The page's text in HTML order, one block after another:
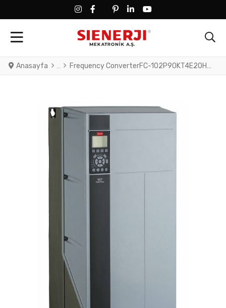
FACEBOOK SOCIAL LINK
FACEBOOK SOCIAL LINK
TWITTER SOCIAL LINK
PINTEREST SOCIAL LINK
LINKEDIN SOCIAL LINK
YOUTUBE SOCIAL LINK
Anasayfa Frequency ConverterFC-102P90KT4E20H2TGCXXXSXXXXAXBXCXXXXDXVLT® HVAC Drive FC-102(P90K) 90 KW / 125 HP, Three phase380 - 480 VAC, (E20) IP20 / ChassisRFI FilterSafe StopGraphical Loc. Cont. PanelCoated PCB, No Mains OptionLatest release std. SW.Frame: C4No C1 option, No D optionNo A Option, No B Opti